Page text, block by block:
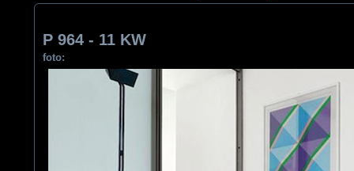
P 964 - 11 KW
foto: